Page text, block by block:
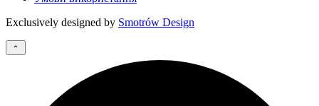
Exclusively designed by Smotrów Design